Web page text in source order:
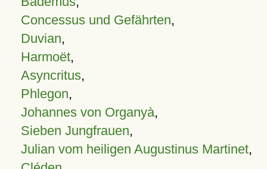
Concessus und Gefährten,
Duvian,
Harmoët,
Asyncritus,
Phlegon,
Johannes von Organyà,
Sieben Jungfrauen,
Julian vom heiligen Augustinus Martinet,